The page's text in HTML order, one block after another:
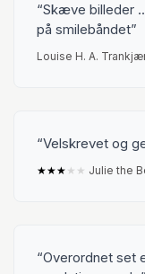
Skæve billeder
på smilebåndet
Louise H. A.
Velskrevet og
★★★ ★ ★ Julie the
Overordnet set